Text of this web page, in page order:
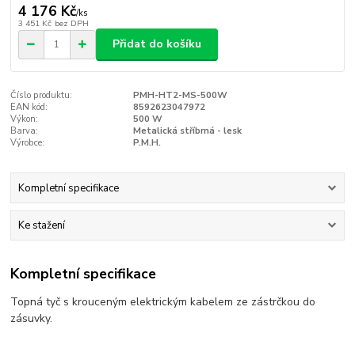
4 176 Kč/ks
3 451 Kč bez DPH
Přidat do košíku
Číslo produktu:
PMH-HT2-MS-500W
EAN kód:
8592623047972
Výkon:
500 W
Barva:
Metalická stříbrná - lesk
Výrobce:
P.M.H.
Kompletní specifikace
Ke stažení
Kompletní specifikace
Topná tyč s krouceným elektrickým kabelem ze zástrčkou do
zásuvky.